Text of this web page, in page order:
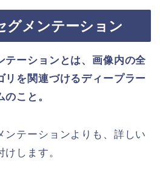
グメンテーション
テーション とは、画像内の全
リを関連づけるディープラー
こと。
ンテーションよりも、詳しい
します。